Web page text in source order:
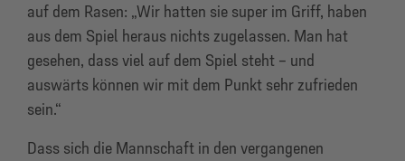
auf dem Rasen: „Wir hatten sie super im Griff, haben
aus dem Spiel heraus nichts zugelassen. Man hat
gesehen, dass viel auf dem Spiel steht – und
auswärts können wir mit dem Punkt sehr zufrieden
sein.“
Dass sich die Mannschaft in den vergangenen